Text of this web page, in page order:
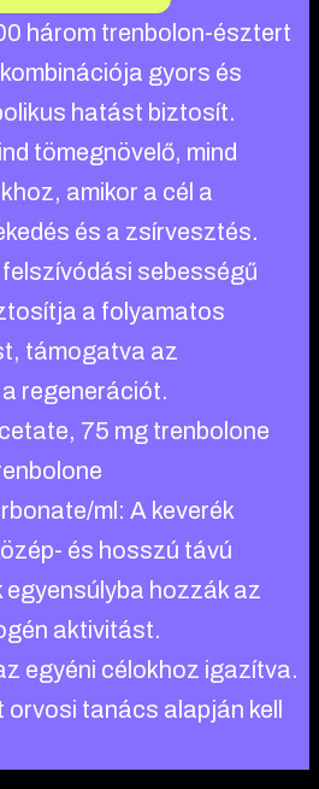
három trenbolon-észtert
gyors és
hatást biztosít.
tömegnövelő, mind
amikor a cél a
és a zsírvesztés.
sebességű
a folyamatos
támogatva az
regenerációt.
75 mg trenbolone
ml: A keverék
és hosszú távú
hozzák az
aktivitást.
egyéni célokhoz igazítva.
tanács alapján kell